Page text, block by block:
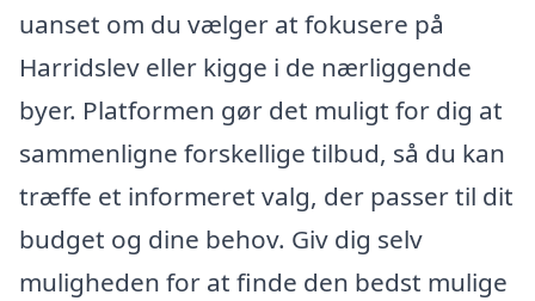
uanset om du vælger at fokusere på
Harridslev eller kigge i de nærliggende
byer. Platformen gør det muligt for dig at
sammenligne forskellige tilbud, så du kan
træffe et informeret valg, der passer til dit
budget og dine behov. Giv dig selv
muligheden for at finde den bedst mulige